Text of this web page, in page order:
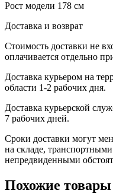
Рост модели 178 см
Доставка и возврат
Стоимость доставки не
оплачивается отдельно
Доставка курьером на
области 1-2 рабочих дня.
Доставка курьерской
7 рабочих дней.
Сроки доставки могут
на складе,
непредвиденными
Похожие товары